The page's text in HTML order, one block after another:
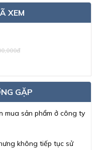
XEM
GẶP
mua sản phẩm ở công ty
không tiếp tục sử